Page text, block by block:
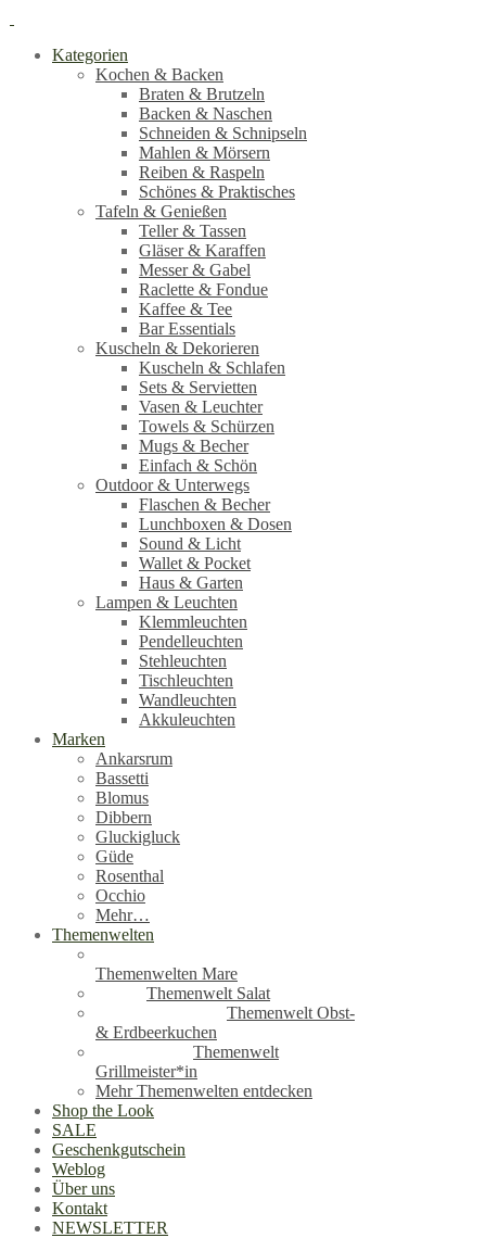
Kategorien
Kochen & Backen
Braten & Brutzeln
Backen & Naschen
Schneiden & Schnipseln
Mahlen & Mörsern
Reiben & Raspeln
Schönes & Praktisches
Tafeln & Genießen
Teller & Tassen
Gläser & Karaffen
Messer & Gabel
Raclette & Fondue
Kaffee & Tee
Bar Essentials
Kuscheln & Dekorieren
Kuscheln & Schlafen
Sets & Servietten
Vasen & Leuchter
Towels & Schürzen
Mugs & Becher
Einfach & Schön
Outdoor & Unterwegs
Flaschen & Becher
Lunchboxen & Dosen
Sound & Licht
Wallet & Pocket
Haus & Garten
Lampen & Leuchten
Klemmleuchten
Pendelleuchten
Stehleuchten
Tischleuchten
Wandleuchten
Akkuleuchten
Marken
Ankarsrum
Bassetti
Blomus
Dibbern
Gluckigluck
Güde
Rosenthal
Occhio
Mehr…
Themenwelten
Themenwelten Mare
Themenwelt Salat
Themenwelt Obst-
& Erdbeerkuchen
Themenwelt
Grillmeister*in
Mehr Themenwelten entdecken
Shop the Look
SALE
Geschenkgutschein
Weblog
Über uns
Kontakt
NEWSLETTER